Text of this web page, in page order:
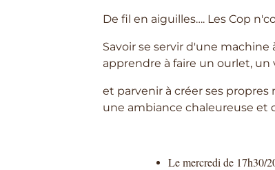
De fil en aiguilles…. Les Cop
Savoir se servir d'une machine
apprendre à faire un ourlet,
et parvenir à créer ses propres
une ambiance chaleureuse et
Le mercredi de 17h30/